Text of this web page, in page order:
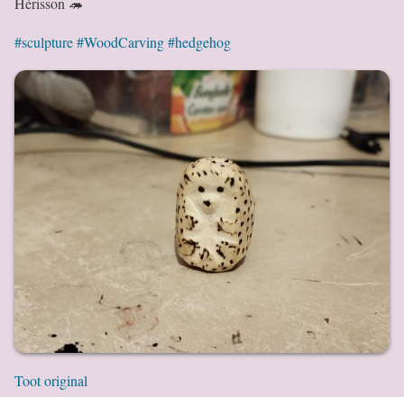
#sculpture#WoodCarving#hedgehog
Toot original